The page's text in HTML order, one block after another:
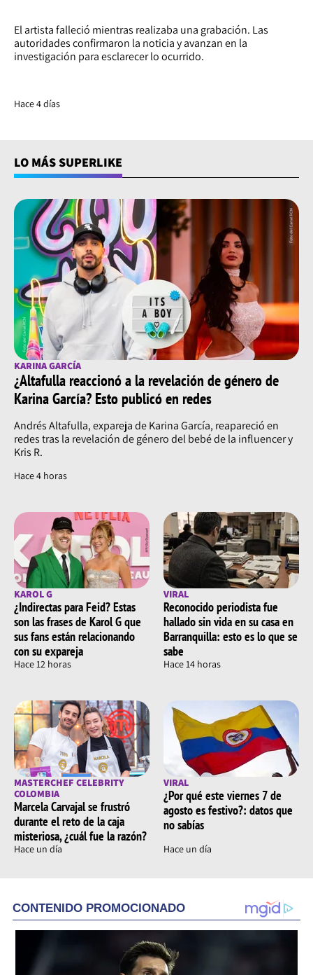
El artista falleció mientras realizaba una grabación. Las
autoridades confirmaron la noticia y avanzan en la
investigación para esclarecer lo ocurrido.
Hace 4 días
LO MÁS SUPERLIKE
KARINA GARCÍA
¿Altafulla reaccionó a la revelación de género de
Karina García? Esto publicó en redes
Andrés Altafulla, expareja de Karina García, reapareció en
redes tras la revelación de género del bebé de la influencer y
Kris R.
Hace 4 horas
KAROL G
¿Indirectas para Feid? Estas
son las frases de Karol G que
sus fans están relacionando
con su expareja
Hace 12 horas
VIRAL
Reconocido periodista fue
hallado sin vida en su casa en
Barranquilla: esto es lo que se
sabe
Hace 14 horas
MASTERCHEF CELEBRITY
COLOMBIA
Marcela Carvajal se frustró
durante el reto de la caja
misteriosa, ¿cuál fue la razón?
Hace un día
VIRAL
¿Por qué este viernes 7 de
agosto es festivo?: datos que
no sabías
Hace un día